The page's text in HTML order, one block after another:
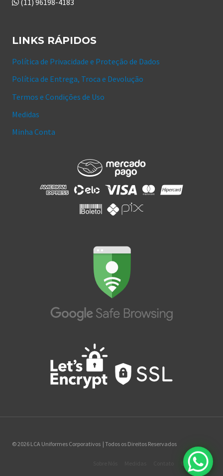
LINKS RÁPIDOS
Política de Privacidade e Proteção de Dados
Política de Entrega, Troca e Devolução
Termos e Condições de Uso
Medidas
Minha Conta
© 2026 LCA Uniformes Corporativos | Todos os Direitos Reservados
Uniformes